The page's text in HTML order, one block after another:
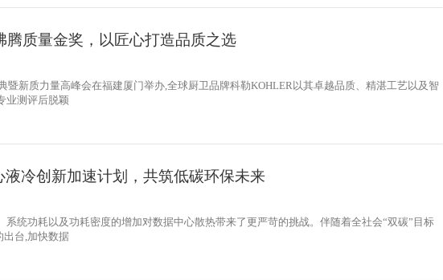
腾质量金奖，以匠心打造品质之选
暨新质力量高峰会在福建厦门举办,全球厨卫品牌科勒KOHLER以其卓越品质、精湛工艺以及智
业测评后脱颖
冷创新加速计划，共筑低碳环保未来
系统功耗以及功耗密度的增加对数据中心散热带来了更严苛的挑战。伴随着全社会“双碳”目标
出台,加快数据